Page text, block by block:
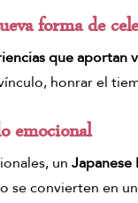
forma de
que aportan
honrar el
emocional
un
se convierten en un